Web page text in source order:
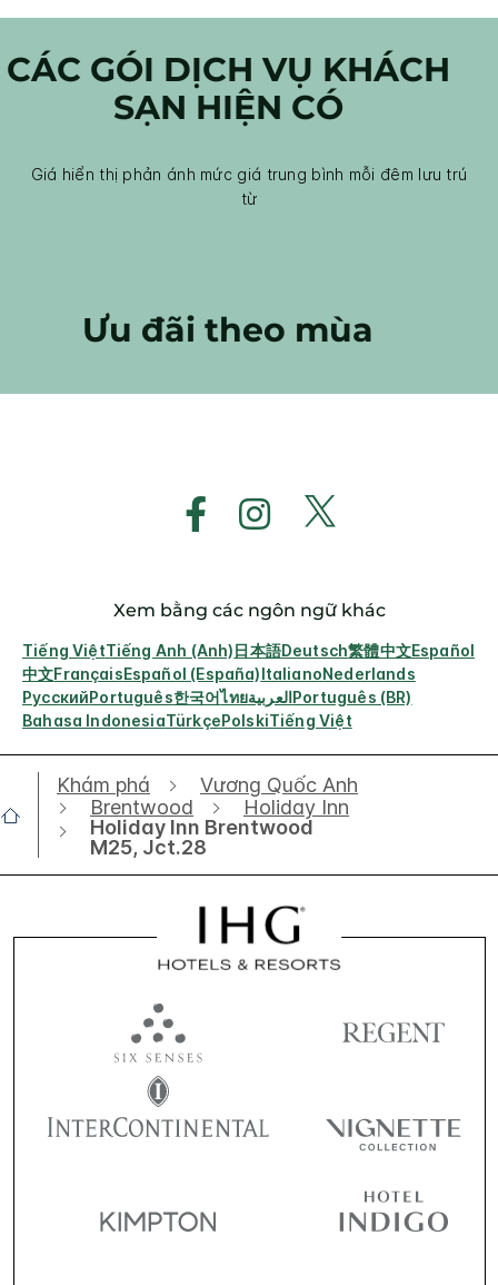
CÁC GÓI DỊCH VỤ KHÁCH
SẠN HIỆN CÓ
Giá hiển thị phản ánh mức giá trung bình mỗi đêm lưu trú
từ
Ưu đãi theo mùa
Xem bằng các ngôn ngữ khác
Tiếng ViệtTiếng Anh (Anh)日本語Deutsch繁體中文Español
中文FrançaisEspañol (España)ItalianoNederlands
РусскийPortuguês한국어ไทยالعربيةPortuguês (BR)
Bahasa IndonesiaTürkçePolskiTiếng Việt
Khám phá
Vương Quốc Anh
Brentwood
Holiday Inn
Holiday Inn Brentwood
M25, Jct.28